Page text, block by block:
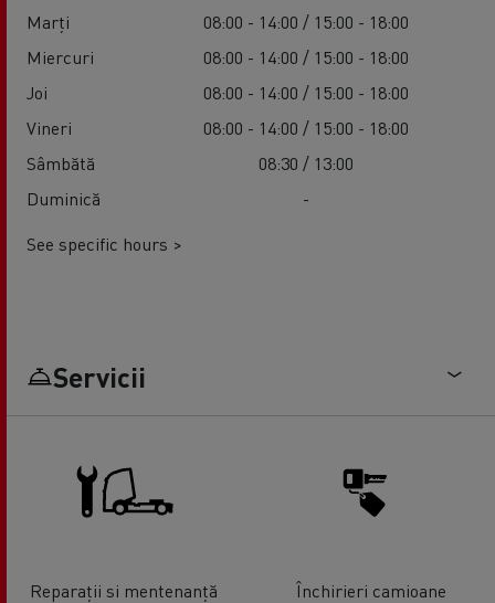
Marți
08:00 - 14:00 / 15:00 - 18:00
Miercuri
08:00 - 14:00 / 15:00 - 18:00
Joi
08:00 - 14:00 / 15:00 - 18:00
Vineri
08:00 - 14:00 / 15:00 - 18:00
Sâmbătă
08:30 / 13:00
Duminică
-
See specific hours >
Servicii
Reparații si mentenanță
Închirieri camioane